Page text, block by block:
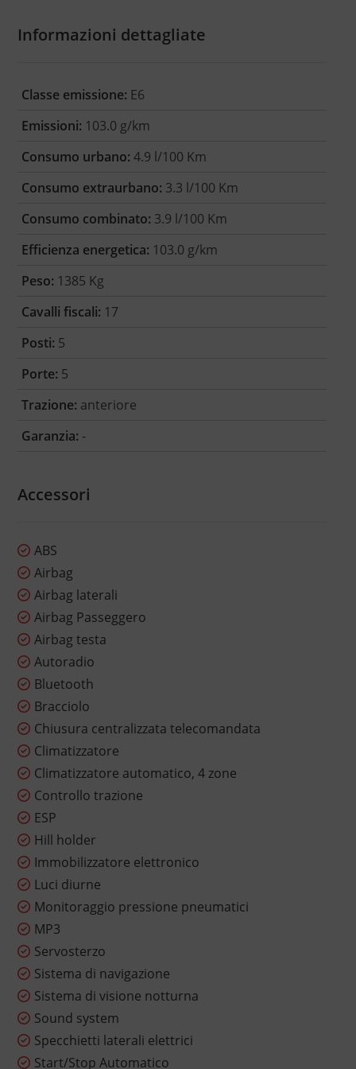
Informazioni dettagliate
Classe emissione: E6
Emissioni: 103.0 g/km
Consumo urbano: 4.9 l/100 Km
Consumo extraurbano: 3.3 l/100 Km
Consumo combinato: 3.9 l/100 Km
Efficienza energetica: 103.0 g/km
Peso: 1385 Kg
Cavalli fiscali: 17
Posti: 5
Porte: 5
Trazione: anteriore
Garanzia: -
Accessori
ABS
Airbag
Airbag laterali
Airbag Passeggero
Airbag testa
Autoradio
Bluetooth
Bracciolo
Chiusura centralizzata telecomandata
Climatizzatore
Climatizzatore automatico, 4 zone
Controllo trazione
ESP
Hill holder
Immobilizzatore elettronico
Luci diurne
Monitoraggio pressione pneumatici
MP3
Servosterzo
Sistema di navigazione
Sistema di visione notturna
Sound system
Specchietti laterali elettrici
Start/Stop Automatico